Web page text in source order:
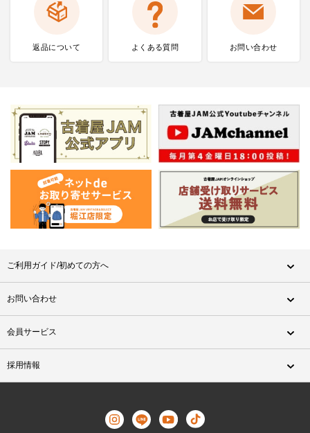
返品について よくある質問 お問い合わせ
ご利用ガイド/初めての方へ
お問い合わせ
会員サービス
採用情報